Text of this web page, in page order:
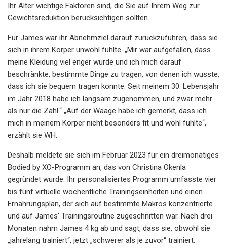
Ihr Alter wichtige Faktoren sind, die Sie auf Ihrem Weg zur
Gewichtsreduktion berücksichtigen sollten.
Für James war ihr Abnehmziel darauf zurückzuführen, dass sie
sich in ihrem Körper unwohl fühlte. „Mir war aufgefallen, dass
meine Kleidung viel enger wurde und ich mich darauf
beschränkte, bestimmte Dinge zu tragen, von denen ich wusste,
dass ich sie bequem tragen konnte. Seit meinem 30. Lebensjahr
im Jahr 2018 habe ich langsam zugenommen, und zwar mehr
als nur die Zahl.“ „Auf der Waage habe ich gemerkt, dass ich
mich in meinem Körper nicht besonders fit und wohl fühlte“,
erzählt sie WH.
Deshalb meldete sie sich im Februar 2023 für ein dreimonatiges
Bodied by XO-Programm an, das von Christina Okenla
gegründet wurde. Ihr personalisiertes Programm umfasste vier
bis fünf virtuelle wöchentliche Trainingseinheiten und einen
Ernährungsplan, der sich auf bestimmte Makros konzentrierte
und auf James‘ Trainingsroutine zugeschnitten war. Nach drei
Monaten nahm James 4 kg ab und sagt, dass sie, obwohl sie
„jahrelang trainiert“, jetzt „schwerer als je zuvor“ trainiert.